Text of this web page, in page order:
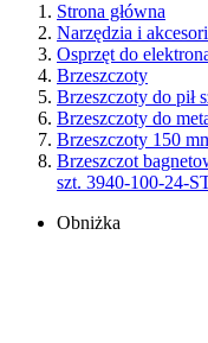
Strona główna
Narzędzia i
Osprzęt do
Brzeszczoty
Brzeszczoty do pił
Brzeszczoty do
Brzeszczoty 150
Brzeszczot
szt. 3940-100-24-
Obniżka